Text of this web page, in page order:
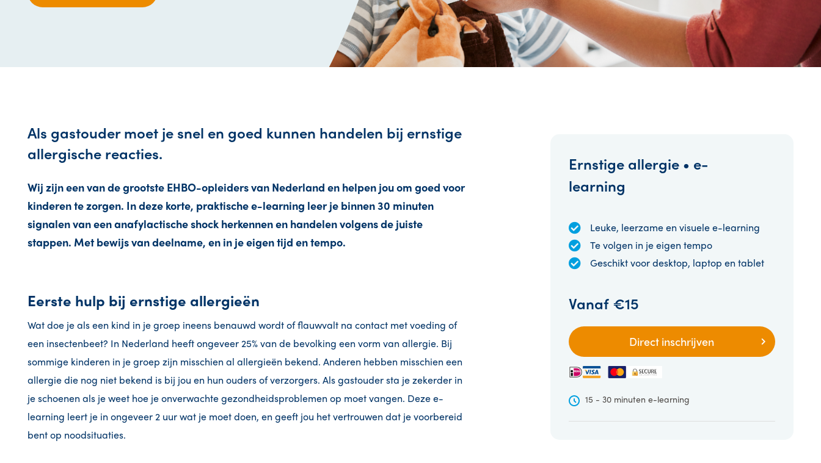
Als gastouder moet je snel en goed kunnen handelen bij ernstige
allergische reacties.
Wij zijn een van de grootste EHBO-opleiders van Nederland en helpen jou om goed voor
kinderen te zorgen. In deze korte, praktische e-learning leer je binnen 30 minuten
signalen van een anafylactische shock herkennen en handelen volgens de juiste
stappen. Met bewijs van deelname, en in je eigen tijd en tempo.
Eerste hulp bij ernstige allergieën
Wat doe je als een kind in je groep ineens benauwd wordt of flauwvalt na contact met voeding of
een insectenbeet? In Nederland heeft ongeveer 25% van de bevolking een vorm van allergie. Bij
sommige kinderen in je groep zijn misschien al allergieën bekend. Anderen hebben misschien een
allergie die nog niet bekend is bij jou en hun ouders of verzorgers. Als gastouder sta je zekerder in
je schoenen als je weet hoe je onverwachte gezondheidsproblemen op moet vangen. Deze e-
learning leert je in ongeveer 2 uur wat je moet doen, en geeft jou het vertrouwen dat je voorbereid
bent op noodsituaties.
Ernstige allergie • e-
learning
Leuke, leerzame en visuele e-learning
Te volgen in je eigen tempo
Geschikt voor desktop, laptop en tablet
Vanaf €15
Direct inschrijven
15 - 30 minuten e-learning